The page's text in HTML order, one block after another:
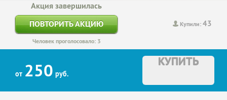
Купили:43
Акция завершилась
ПОВТОРИТЬ АКЦИЮ
Человек проголосовало: 3
от 250 руб.
КУПИТЬ